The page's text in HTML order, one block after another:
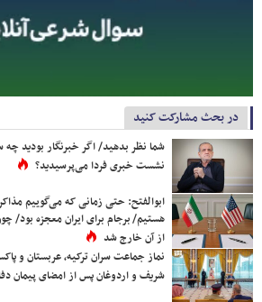
در بحث مشارکت کنید
شما نظر بدهید/ اگر خبرنگار بودید
نشست خبری فردا می‌پرسیدید؟
ابوالفتح: حتی زمانی که می‌گوییم
هستیم/ برجام برای ایران معجزه بود/
از آن خارج شد
نماز جماعت سران ترکیه، عربستان و
شریف و اردوغان پس از امضای پیمان